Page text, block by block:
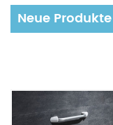
Neue Produkte